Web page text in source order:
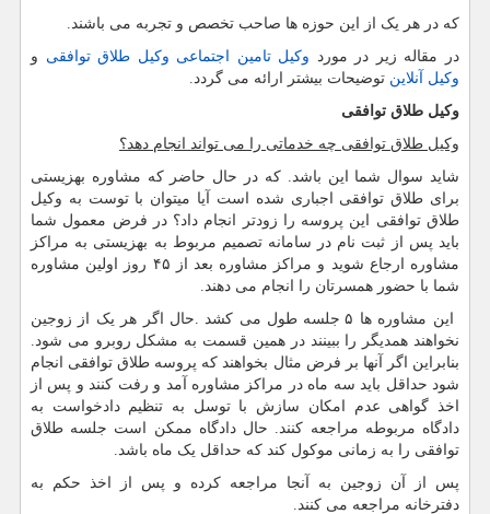
که در هر یک از این حوزه ها صاحب تخصص و تجربه می باشند.
در مقاله زیر در مورد وکیل تامین اجتماعی وکیل طلاق توافقی و
وکیل آنلاین توضیحات بیشتر ارائه می گردد.
وکیل طلاق توافقی
وکیل طلاق توافقی چه خدماتی را می تواند انجام دهد؟
شاید سوال شما این باشد. که در حال حاضر که مشاوره بهزیستی
برای طلاق توافقی اجباری شده است آیا میتوان با توست به وکیل
طلاق توافقی این پروسه را زودتر انجام داد؟ در فرض معمول شما
باید پس از ثبت نام در سامانه تصمیم مربوط به بهزیستی به مراکز
مشاوره ارجاع شوید و مراکز مشاوره بعد از ۴۵ روز اولین مشاوره
شما با حضور همسرتان را انجام می دهند.
این مشاوره ها ۵ جلسه طول می کشد .حال اگر هر یک از زوجین
نخواهند همدیگر را ببینند در همین قسمت به مشکل روبرو می شود.
بنابراین اگر آنها بر فرض مثال بخواهند که پروسه طلاق توافقی انجام
شود حداقل باید سه ماه در مراکز مشاوره آمد و رفت کنند و پس از
اخذ گواهی عدم امکان سازش با توسل به تنظیم دادخواست به
دادگاه مربوطه مراجعه کنند. حال دادگاه ممکن است جلسه طلاق
توافقی را به زمانی موکول کند که حداقل یک ماه باشد.
پس از آن زوجین به آنجا مراجعه کرده و پس از اخذ حکم به
دفترخانه مراجعه می کنند.